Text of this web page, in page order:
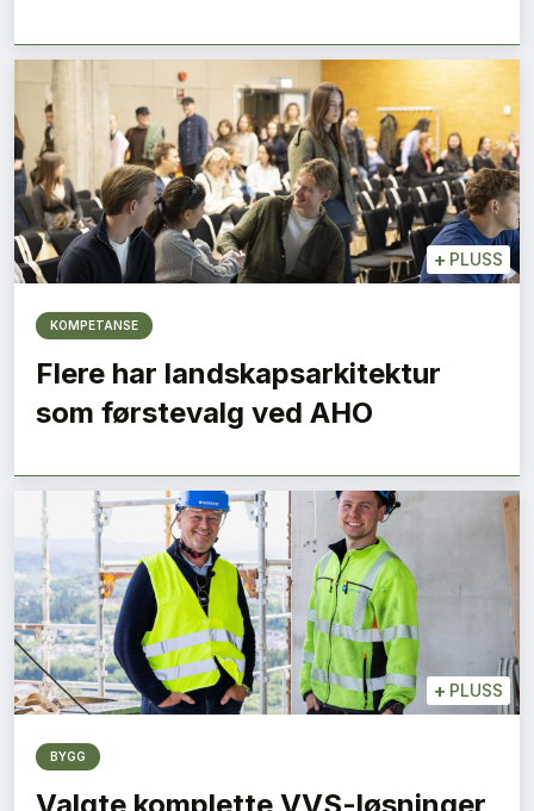
+ PLUSS
KOMPETANSE
Flere har landskapsarkitektur
som førstevalg ved AHO
+ PLUSS
BYGG